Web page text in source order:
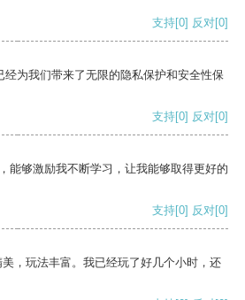
支持[0] 反对[0]
为我们带来了无限的隐私保护和安全性保
支持[0] 反对[0]
能够激励我不断学习，让我能够取得更好的
支持[0] 反对[0]
，玩法丰富。我已经玩了好几个小时，还